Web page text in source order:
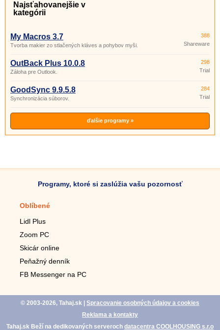
Najsťahovanejšie v
kategórii
My Macros 3.7
Tvorba makier zo stlačených kláves a pohybov myši.
388
Shareware
OutBack Plus 10.0.8
Záloha pre Outlook.
298
Trial
GoodSync 9.9.5.8
Synchronizácia súborov.
284
Trial
ďalšie programy »
Programy, ktoré si zaslúžia vašu pozornosť
Oblíbené
Lidl Plus
Zoom PC
Skicár online
Peňažný denník
FB Messenger na PC
© 2003-2026, Tahaj.sk
Spracovanie osobných údajov a cookies
Reklama a kontakty
Tahaj.sk Beží na dedikovaných serveroch datacentra COOLHOUSING s.r.o